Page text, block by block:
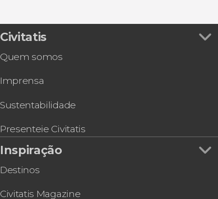
Transporte a Florença + Ônibus turístico
Tour gastronômico em La Spezia
Civitatis
Quem somos
Imprensa
Sustentabilidade
Presenteie Civitatis
Inspiração
Destinos
Civitatis Magazine